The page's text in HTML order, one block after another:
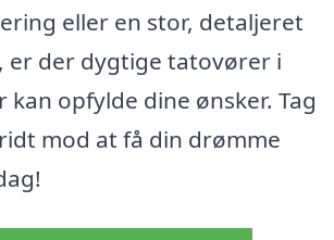
eller en stor, detaljeret
er der dygtige tatovører i
kan opfylde dine ønsker. Tag
mod at få din drømme